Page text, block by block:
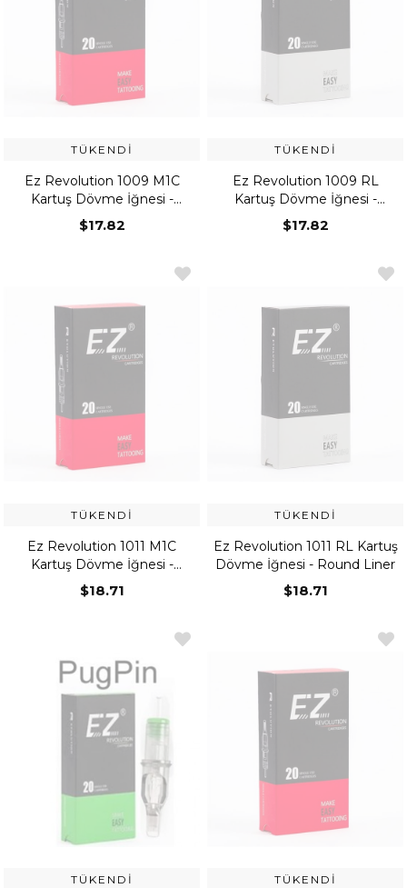
TÜKENDI
Ez Revolution 1009 M1C
Kartuş Dövme İğnesi -
Curved Magnum
$17.82
TÜKENDI
Ez Revolution 1009 RL
Kartuş Dövme İğnesi -
Round Liner
$17.82
TÜKENDI
Ez Revolution 1011 M1C
Kartuş Dövme İğnesi -
Curved Magnum
$18.71
TÜKENDI
Ez Revolution 1011 RL Kartuş
Dövme İğnesi - Round Liner
$18.71
TÜKENDI TÜKENDI